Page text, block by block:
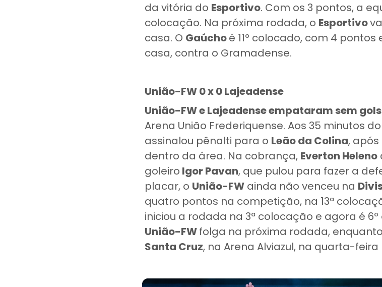
da vitória do Esportivo. Com os 3 pontos, a
colocação. Na próxima rodada, o Esportivo
casa. O Gaúchoé 11º colocado, com 4
casa, contra o Gramadense.
União-FW 0 x 0 Lajeadense
União-FW e Lajeadense empataram sem gols
Arena União Frederiquense. Aos 35 minutos
assinalou pênalti para o Leão da Colina,
dentro da área. Na cobrança, Everton Heleno
goleiro Igor Pavan, que pulou para fazer a
placar, o União-FW ainda não venceu na
quatro pontos na competição, na 13ª
iniciou a rodada na 3ª colocação e agora é
União-FWfolga na próxima rodada,
Santa Cruz, na Arena Alviazul, na quarta-feira